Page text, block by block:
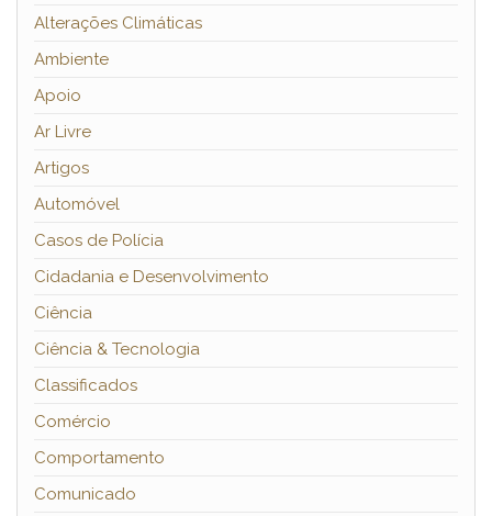
Alterações Climáticas
Ambiente
Apoio
Ar Livre
Artigos
Automóvel
Casos de Polícia
Cidadania e Desenvolvimento
Ciência
Ciência & Tecnologia
Classificados
Comércio
Comportamento
Comunicado